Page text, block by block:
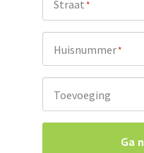
Straat*
Huisnummer*
Toevoeging
Ga